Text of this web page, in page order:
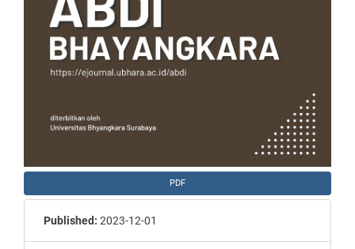
PDF
Published: 2023-12-01